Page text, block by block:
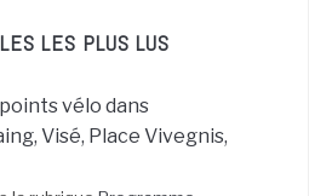
LES PLUS LUS
vélo dans
Visé, Place Vivegnis,